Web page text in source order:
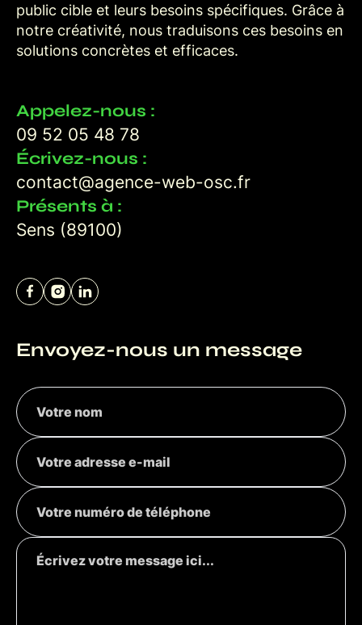
public cible et leurs besoins spécifiques. Grâce à
notre créativité, nous traduisons ces besoins en
solutions concrètes et efficaces.
Appelez-nous :
09 52 05 48 78
Écrivez-nous :
contact@agence-web-osc.fr
Présents à :
Sens (89100)
Envoyez-nous un message